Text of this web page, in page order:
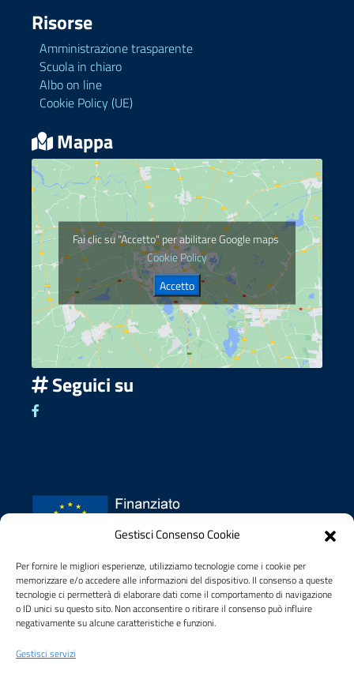
Gestisci Consenso Cookie
Per fornire le migliori esperienze, utilizziamo tecnologie come i cookie per
memorizzare e/o accedere alle informazioni del dispositivo. Il consenso a queste
tecnologie ci permetterà di elaborare dati come il comportamento di navigazione
o ID unici su questo sito. Non acconsentire o ritirare il consenso può influire
negativamente su alcune caratteristiche e funzioni.
Gestisci servizi
Risorse
Amministrazione trasparente
Scuola in chiaro
Albo on line
Cookie Policy (UE)
Mappa
Fai clic su "Accetto" per abilitare Google maps
Cookie Policy
Accetto
Seguici su
Privacy policy
Dichiarazione di accessibilità
Note legali